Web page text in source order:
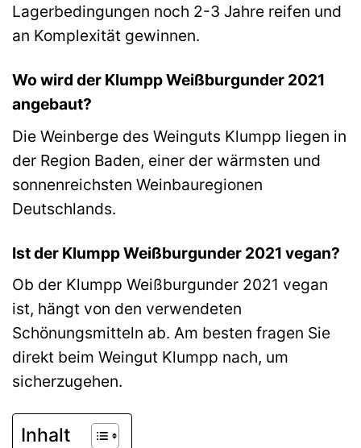
Lagerbedingungen noch 2-3 Jahre reifen und
an Komplexität gewinnen.
Wo wird der Klumpp Weißburgunder 2021
angebaut?
Die Weinberge des Weinguts Klumpp liegen in
der Region Baden, einer der wärmsten und
sonnenreichsten Weinbauregionen
Deutschlands.
Ist der Klumpp Weißburgunder 2021 vegan?
Ob der Klumpp Weißburgunder 2021 vegan
ist, hängt von den verwendeten
Schönungsmitteln ab. Am besten fragen Sie
direkt beim Weingut Klumpp nach, um
sicherzugehen.
Inhalt